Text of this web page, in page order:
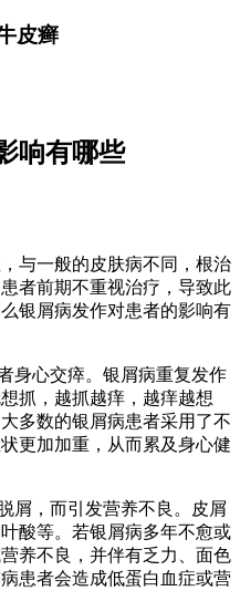
皮癣
响有哪些
一般的皮肤病不同，根治
者前期不重视治疗，导致此
银屑病发作对患者的影响有
心交瘁。银屑病重复发作
抓，越抓越痒，越痒越想
多数的银屑病患者采用了不
更加加重，从而累及身心健
，而引发营养不良。皮屑
酸等。若银屑病多年不愈或
养不良，并伴有乏力、面色
患者会造成低蛋白血症或营